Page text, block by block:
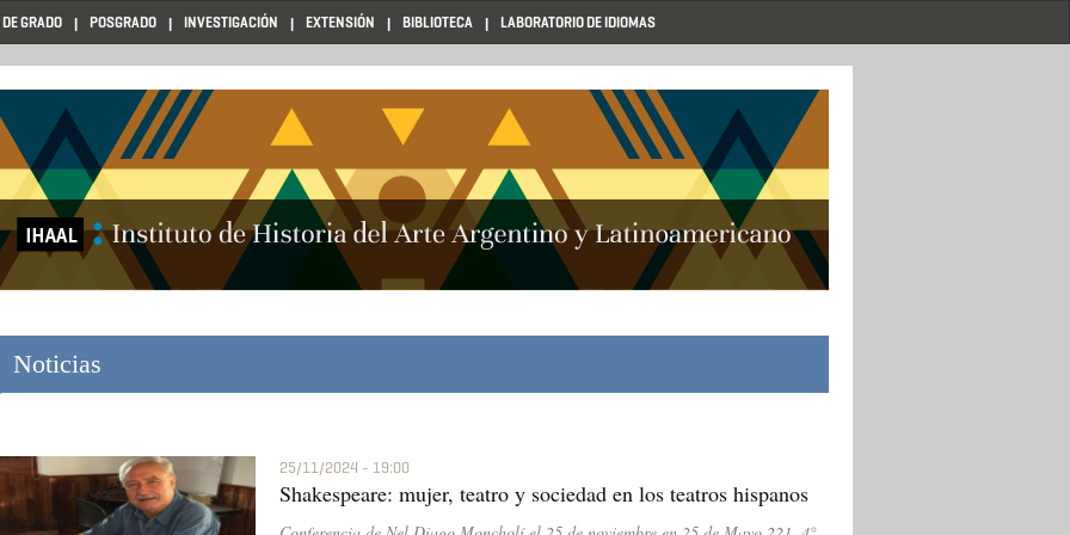
GRADO POSGRADO INVESTIGACIÓN EXTENSIÓN BIBLIOTECA LABORATORIO DE IDIOMAS
Noticias
25/11/2024 - 19:00
Shakespeare: mujer, teatro y sociedad en los teatros hispanos